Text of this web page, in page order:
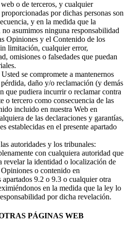
o de terceros, y cualquier
por dichas personas son
y en la medida que la
asumimos ninguna responsabilidad
Opiniones y el Contenido de los
limitación, cualquier error,
omisiones o falsedades que puedan
se compromete a mantenernos
daño y/o reclamación (y demás
que pudiera incurrir o reclamar contra
o tercero como consecuencia de las
incluido en nuestra Web en
de las declaraciones y garantías,
establecidas en el presente apartado
autoridades y los tribunales:
con cualquiera autoridad que
revelar la identidad o localización de
o contenido en
9.2 o 9.3 o cualquier otra
en la medida que la ley lo
por dicha revelación.
PÁGINAS WEB